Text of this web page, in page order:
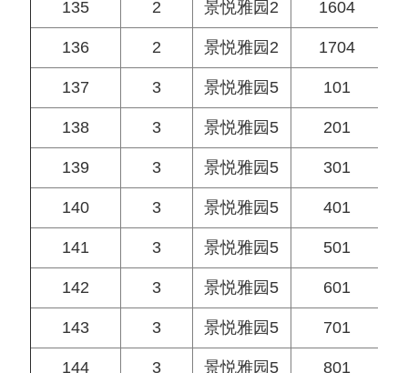
135 2 景悦雅园2 1604
136 2 景悦雅园2 1704
137 3 景悦雅园5 101
138 3 景悦雅园5 201
139 3 景悦雅园5 301
140 3 景悦雅园5 401
141 3 景悦雅园5 501
142 3 景悦雅园5 601
143 3 景悦雅园5 701
144 3 景悦雅园5 801